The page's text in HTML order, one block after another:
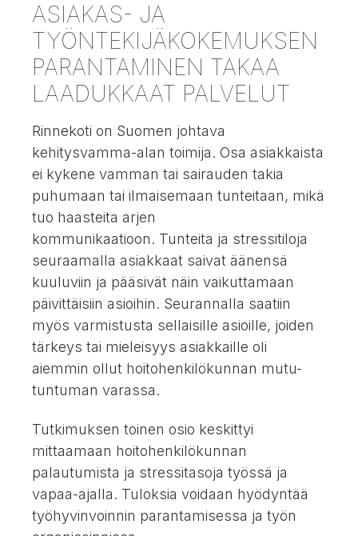
ASIAKAS- JA
TYÖNTEKIJÄKOKEMUKSEN
PARANTAMINEN TAKAA
LAADUKKAAT PALVELUT
Rinnekoti on Suomen johtava
kehitysvamma-alan toimija. Osa asiakkaista
ei kykene vamman tai sairauden takia
puhumaan tai ilmaisemaan tunteitaan, mikä
tuo haasteita arjen
kommunikaatioon. Tunteita ja stressitiloja
seuraamalla asiakkaat saivat äänensä
kuuluviin ja pääsivät näin vaikuttamaan
päivittäisiin asioihin. Seurannalla saatiin
myös varmistusta sellaisille asioille, joiden
tärkeys tai mieleisyys asiakkaille oli
aiemmin ollut hoitohenkilökunnan mutu-
tuntuman varassa.
Tutkimuksen toinen osio keskittyi
mittaamaan hoitohenkilökunnan
palautumista ja stressitasoja työssä ja
vapaa-ajalla. Tuloksia voidaan hyödyntää
työhyvinvoinnin parantamisessa ja työn